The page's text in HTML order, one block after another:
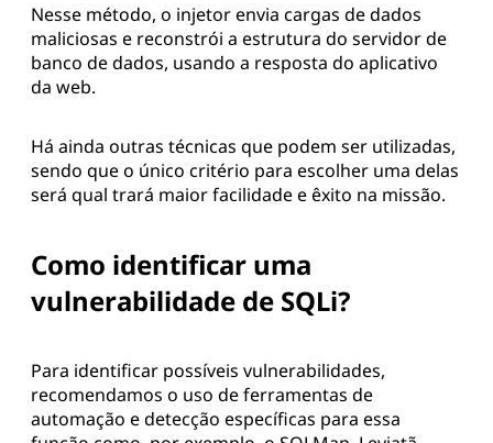
Nesse método, o injetor envia cargas de dados
maliciosas e reconstrói a estrutura do servidor de
banco de dados, usando a resposta do aplicativo
da web.
Há ainda outras técnicas que podem ser utilizadas,
sendo que o único critério para escolher uma delas
será qual trará maior facilidade e êxito na missão.
Como identificar uma
vulnerabilidade de SQLi?
Para identificar possíveis vulnerabilidades,
recomendamos o uso de ferramentas de
automação e detecção específicas para essa